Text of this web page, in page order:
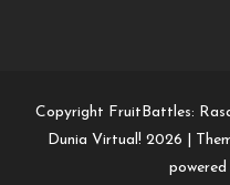
Copyright FruitBattles:
Dunia Virtual! 2026 |